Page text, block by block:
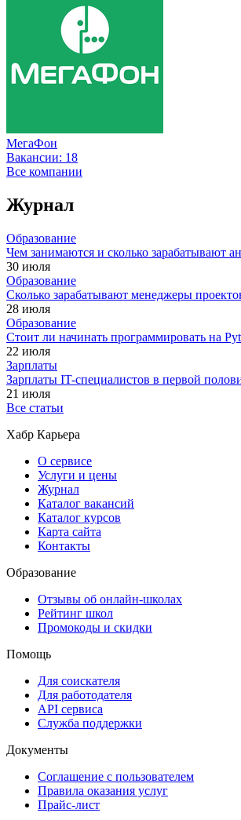
МегаФон
Вакансии: 18
Все компании
Журнал
Образование
Чем занимаются и сколько зарабатывают
30 июля
Образование
Сколько зарабатывают менеджеры
28 июля
Образование
Стоит ли начинать программировать на
22 июля
Зарплаты
Зарплаты IT-специалистов в первой
21 июля
Все статьи
Хабр Карьера
О сервисе
Услуги и цены
Журнал
Каталог вакансий
Каталог курсов
Карта сайта
Контакты
Образование
Отзывы об онлайн-школах
Рейтинг школ
Промокоды и скидки
Помощь
Для соискателя
Для работодателя
API сервиса
Служба поддержки
Документы
Соглашение с пользователем
Правила оказания услуг
Прайс-лист